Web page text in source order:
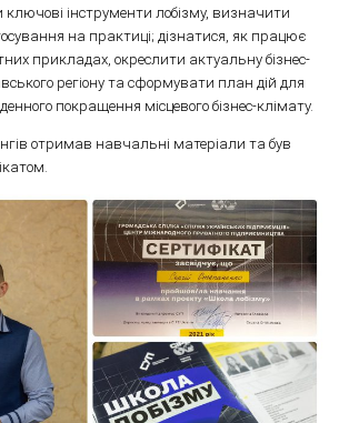
ключові інструменти лобізму, визначити
на практиці; дізнатися, як працює
прикладах, окреслити актуальну бізнес-
регіону та сформувати план дій для
покращення місцевого бізнес-клімату.
отримав навчальні матеріали та був